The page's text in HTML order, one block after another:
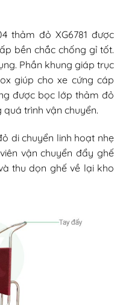
thảm đỏ XG6781 được
bền chắc chống gỉ tốt.
Phần khung giáp trục
giúp cho xe cứng cáp
được bọc lớp thảm đỏ
trình vận chuyển.
di chuyển linh hoạt nhẹ
vận chuyển đẩy ghế
thu dọn ghế về lại kho